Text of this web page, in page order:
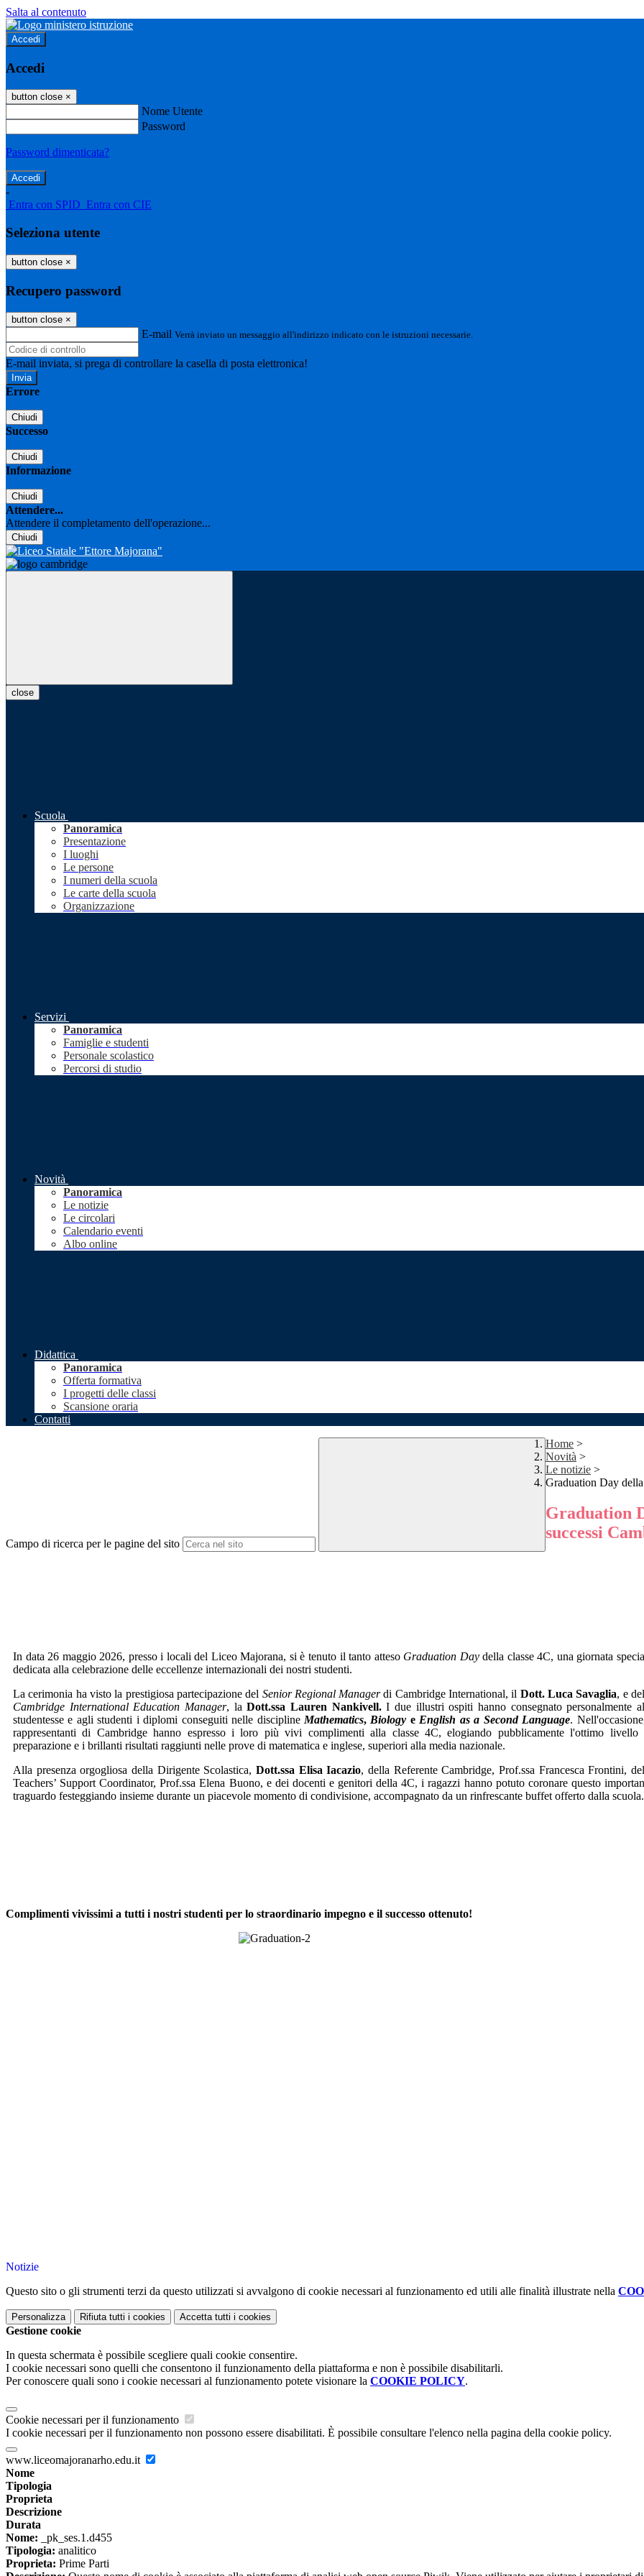
Salta al contenuto
Accedi
Accedi
button close ×
Nome Utente
Password
Password dimenticata?
-
Entra con SPID Entra con CIE
Seleziona utente
button close ×
Recupero password
button close ×
E-mail Verrà inviato un messaggio all'indirizzo indicato con le istruzioni necessarie.
E-mail inviata, si prega di controllare la casella di posta elettronica!
Errore
Chiudi
Successo
Chiudi
Informazione
Chiudi
Attendere...
Attendere il completamento dell'operazione...
Chiudi
close
Scuola
Panoramica
Presentazione
I luoghi
Le persone
I numeri della scuola
Le carte della scuola
Organizzazione
Servizi
Panoramica
Famiglie e studenti
Personale scolastico
Percorsi di studio
Novità
Panoramica
Le notizie
Le circolari
Calendario eventi
Albo online
Didattica
Panoramica
Offerta formativa
I progetti delle classi
Scansione oraria
Contatti
Campo di ricerca per le pagine del sito
Home >
Novità >
Le notizie >
Graduation Day
Graduation
successi
In data 26 maggio 2026, presso i locali del Liceo Majorana, si è tenuto il tanto atteso Graduation Daydella classe 4C, una giornata
dedicata alla celebrazione delle eccellenze internazionali dei nostri studenti.
La cerimonia ha visto la prestigiosa partecipazione del Senior Regional Managerdi Cambridge International, il Dott. Luca Savaglia, e
Cambridge International Education Manager, laDott.ssa Lauren Nankivell.I due illustri ospiti hanno consegnato personalmente
studentesse e agli studenti i diplomi conseguiti nelle discipline Mathematics, Biology e English as a Second Language.
rappresentanti di Cambridge hanno espresso i loro più vivi complimenti alla classe 4C, elogiando pubblicamente l'ottimo livello
preparazione e i brillanti risultati raggiunti nelle prove di matematica e inglese, superiori alla media nazionale.
Alla presenza orgogliosa della Dirigente Scolastica, Dott.ssa Elisa Iacazio, della Referente Cambridge, Prof.ssa Francesca Frontini,
Teachers’ Support Coordinator, Prof.ssa Elena Buono, e dei docenti e genitori della 4C, i ragazzi hanno potuto coronare questo
traguardo festeggiando insieme durante un piacevole momento di condivisione, accompagnato da un rinfrescante buffet offerto dalla scuola.
Complimenti vivissimi a tutti i nostri studenti per lo straordinario impegno e il successo ottenuto!
Notizie
Questo sito o gli strumenti terzi da questo utilizzati si avvalgono di cookie necessari al funzionamento ed utili alle finalità illustrate nella
Personalizza Rifiuta tutti i cookies Accetta tutti i cookies
Gestione cookie
In questa schermata è possibile scegliere quali cookie consentire.
I cookie necessari sono quelli che consentono il funzionamento della piattaforma e non è possibile disabilitarli.
Per conoscere quali sono i cookie necessari al funzionamento potete visionare la COOKIE POLICY.
Cookie necessari per il funzionamento
I cookie necessari per il funzionamento non possono essere disabilitati. È possibile consultare l'elenco nella pagina della cookie policy.
www.liceomajoranarho.edu.it
Nome
Tipologia
Proprieta
Descrizione
Durata
Nome: _pk_ses.1.d455
Tipologia: analitico
Proprieta: Prime Parti